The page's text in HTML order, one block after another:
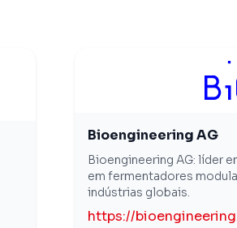
Bioengineering AG
Bioengineering AG: líder
em fermentadores
indústrias globais.
https://